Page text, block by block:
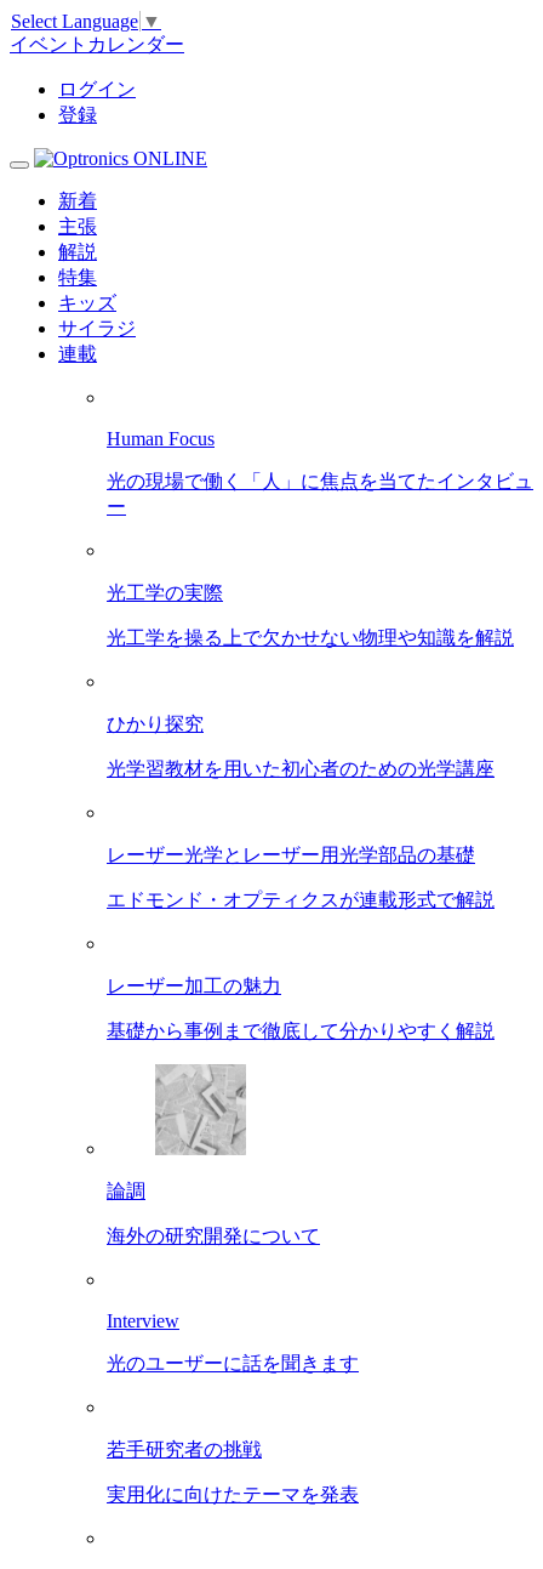
Select Language ▼
イベントカレンダー
ログイン
登録
新着
主張
解説
特集
キッズ
サイラジ
連載
Human Focus
光の現場で働く「人」に焦点を当てたインタビュ
ー
光工学の実際
光工学を操る上で欠かせない物理や知識を解説
ひかり探究
光学習教材を用いた初心者のための光学講座
レーザー光学とレーザー用光学部品の基礎
エドモンド・オプティクスが連載形式で解説
レーザー加工の魅力
基礎から事例まで徹底して分かりやすく解説
論調
海外の研究開発について
Interview
光のユーザーに話を聞きます
若手研究者の挑戦
実用化に向けたテーマを発表